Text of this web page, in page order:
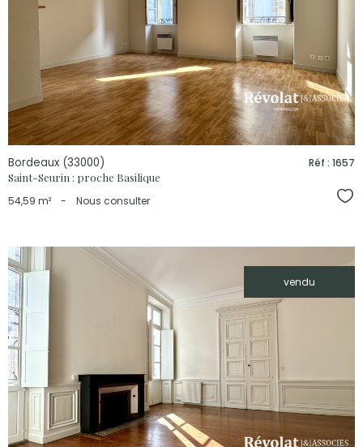
bien
Bordeaux (33000)
Saint-Seurin : proche Basilique
Réf : 1657
54,59 m² - Nous consulter
vendu
voir le
bien